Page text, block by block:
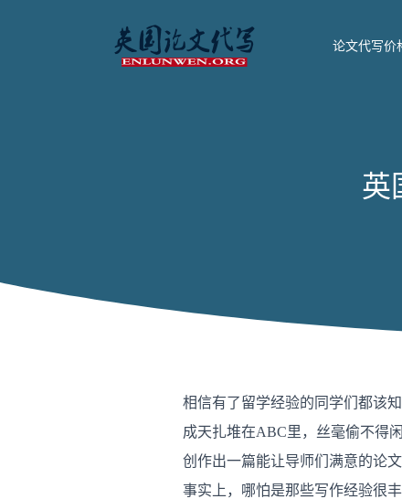
论文代写价
英
相信有了留学经验的同学们都该
成天扎堆在ABC里，丝毫偷不得
创作出一篇能让导师们满意的论
事实上，哪怕是那些写作经验很